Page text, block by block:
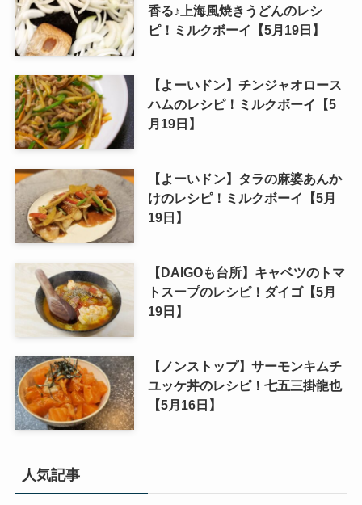
香る♪上海風焼きうどんのレシ
ピ！ミルクボーイ【5月19日】
【よーいドン】チンジャオロース
ハムのレシピ！ミルクボーイ【5
月19日】
【よーいドン】タラの麻婆あんか
けのレシピ！ミルクボーイ【5月
19日】
【DAIGOも台所】キャベツのトマ
トスープのレシピ！ダイゴ【5月
19日】
【ノンストップ】サーモンキムチ
ユッケ丼のレシピ！七五三掛龍也
【5月16日】
人気記事